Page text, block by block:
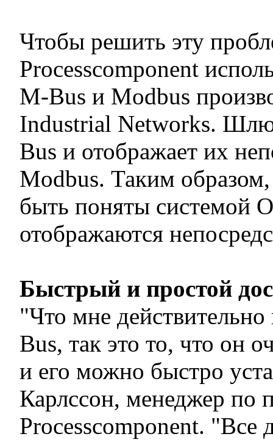
Чтобы решить эту
Processcomponent
M-Bus и Modbus
Industrial Networks.
Bus и отображает их
Modbus. Таким
быть поняты системой
отображаются
Быстрый и простой
"Что мне
Bus, так это то, что он
и его можно быстро
Карлссон, менеджер по
Processcomponent. "Все